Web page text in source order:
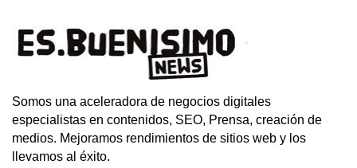
Somos una aceleradora de negocios digitales
especialistas en contenidos, SEO, Prensa, creación de
medios. Mejoramos rendimientos de sitios web y los
llevamos al éxito.